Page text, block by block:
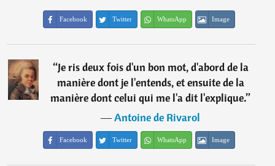
Facebook Twitter WhatsApp Image
“Je ris deux fois d'un bon mot, d'abord de la
manière dont je l'entends, et ensuite de la
manière dont celui qui me l'a dit l'explique.”
―Antoine de Rivarol
Facebook Twitter WhatsApp Image